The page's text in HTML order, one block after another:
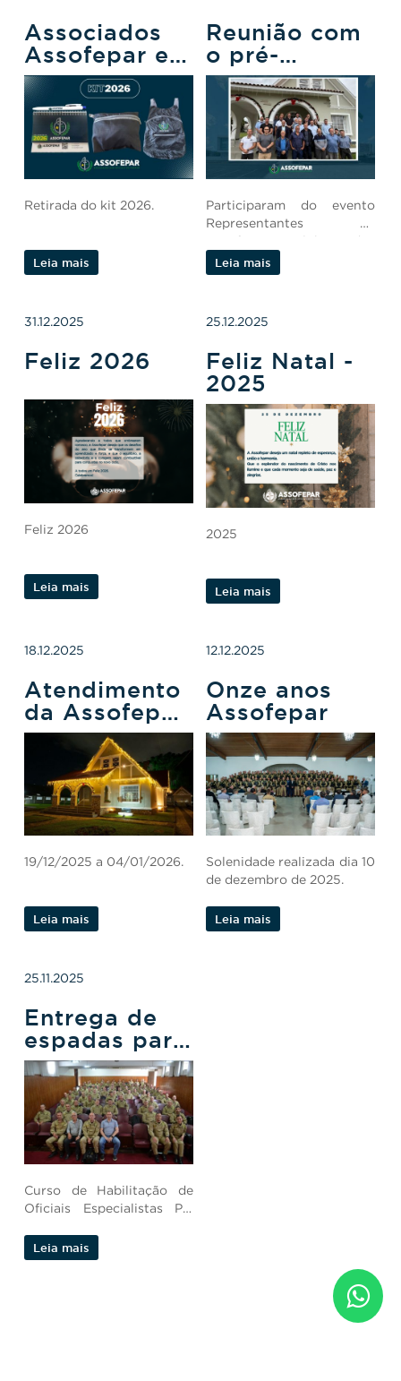
Associados
Assofepar e
agendamento
para retirada
do kit 2026
Retirada do kit 2026.
Leia mais
Reunião com
o pré-
candidato a
governador
Participaram do evento
Representantes da
Assofepar, Clube dos
Oficiais e AMAI.
Leia mais
31.12.2025
Feliz 2026
Feliz 2026
Leia mais
25.12.2025
Feliz Natal -
2025
2025
Leia mais
18.12.2025
Atendimento
da Assofepar
no período
de recesso de
Natal e Ano
Novo
19/12/2025 a 04/01/2026.
Leia mais
12.12.2025
Onze anos
Assofepar
Solenidade realizada dia 10
de dezembro de 2025.
Leia mais
25.11.2025
Entrega de
espadas para
Alunos-
Oficiais
Curso de Habilitação de
Oficiais Especialistas PM
Leia mais